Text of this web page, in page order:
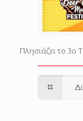
Πλησιάζει το 3o